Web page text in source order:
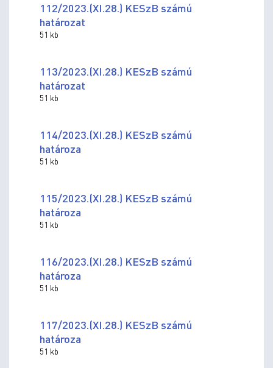
112/2023.(XI.28.) KESzB számú
határozat
51 kb
113/2023.(XI.28.) KESzB számú
határozat
51 kb
114/2023.(XI.28.) KESzB számú
határoza
51 kb
115/2023.(XI.28.) KESzB számú
határoza
51 kb
116/2023.(XI.28.) KESzB számú
határoza
51 kb
117/2023.(XI.28.) KESzB számú
határoza
51 kb